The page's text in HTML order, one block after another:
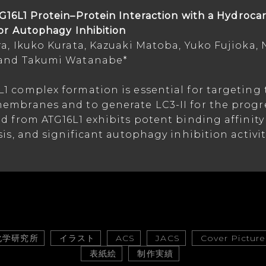
Protein–Protein Interaction with a
Autophagy Inhibition
Ikuko Kurata, Kazuaki Matoba, Yuko Fujioka,
Takumi Watanabe*
complex formation is essential for targeting
and to generate LC3-II for the
from ATG16L1 exhibits potent binding affinity
and significant autophagy inhibition
研究所 イラスト ACS JACS
Cover Picture
表紙絵
制作実績